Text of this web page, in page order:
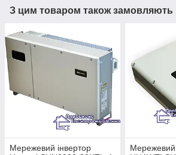
З цим товаром також замовляють
Мережевий інвертор
Мережевий